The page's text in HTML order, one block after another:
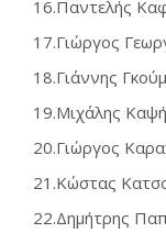
16.Παντελής
17.Γιώργος
18.Γιάννης
19.Μιχάλης
20.Γιώργος
21.Κώστας
22.Δημήτρης